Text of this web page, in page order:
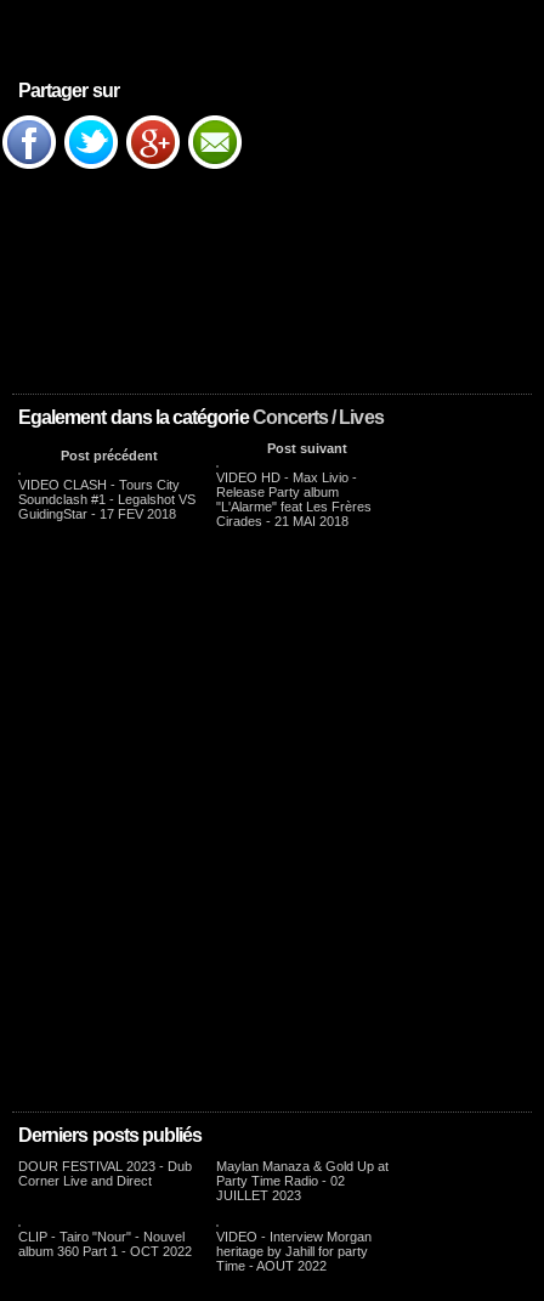
Partager sur
Egalement dans la catégorieConcerts / Lives
Post précédent
VIDEO CLASH - Tours City
Soundclash #1 - Legalshot VS
GuidingStar - 17 FEV 2018
Post suivant
VIDEO HD - Max Livio -
Release Party album
"L'Alarme" feat Les Frères
Cirades - 21 MAI 2018
Derniers posts publiés
DOUR FESTIVAL 2023 - Dub
Corner Live and Direct
Maylan Manaza & Gold Up at
Party Time Radio - 02
JUILLET 2023
CLIP - Tairo "Nour" - Nouvel
album 360 Part 1 - OCT 2022
VIDEO - Interview Morgan
heritage by Jahill for party
Time - AOUT 2022